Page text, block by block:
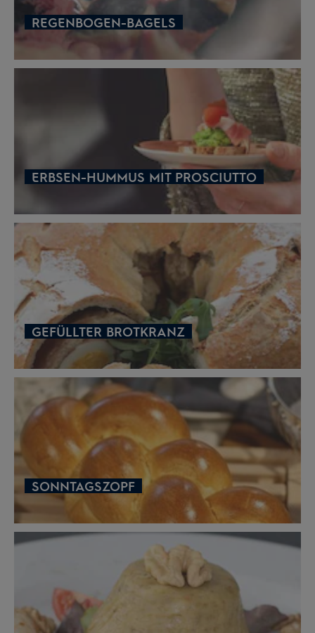
REGENBOGEN-BAGELS
ERBSEN-HUMMUS MIT PROSCIUTTO
GEFÜLLTER BROTKRANZ
SONNTAGSZOPF